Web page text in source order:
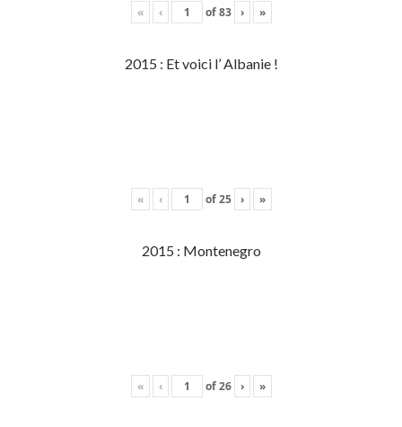
« ‹ of83 › »
2015 : Et voici l’ Albanie !
« ‹ of25 › »
2015 : Montenegro
« ‹ of26 › »